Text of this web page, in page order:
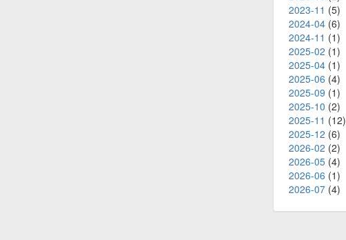
2023-11 (5)
2024-04(6)
2024-11 (1)
2025-02 (1)
2025-04(1)
2025-06 (4)
2025-09 (1)
2025-10 (2)
2025-11 (12)
2025-12 (6)
2026-02 (2)
2026-05(4)
2026-06 (1)
2026-07(4)